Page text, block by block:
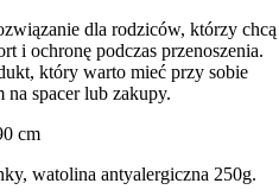
dla rodziców, którzy chcą
i ochronę podczas przenoszenia.
który warto mieć przy sobie
spacer lub zakupy.
cm
watolina antyalergiczna 250g.